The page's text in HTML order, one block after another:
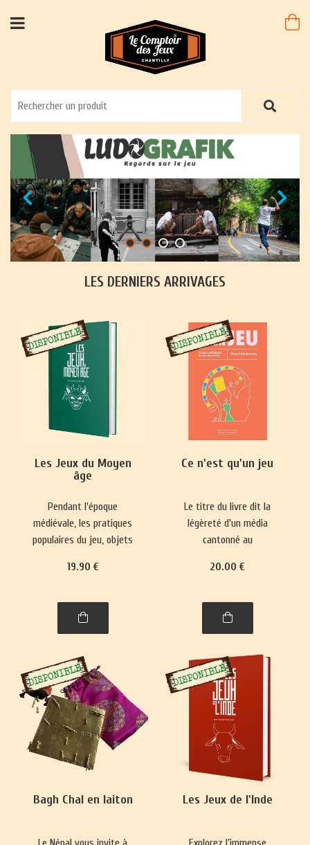
LES DERNIERS ARRIVAGES
Les Jeux du Moyen
âge
Pendant l'époque
médiévale, les pratiques
populaires du jeu, objets
fréquemment à des
Parallèlement, des jeux
plus complexes ont
classes sociales
aristocratiques.
19.90 €
Ce n'est qu'un jeu
Le titre du livre dit la
légèreté d'un média
cantonné au
mineure dans le paysage
réactualise nos
représentations du monde
sociales depuis 5000 ans.
20.00 €
Bagh Chal en laiton Les Jeux de l'Inde